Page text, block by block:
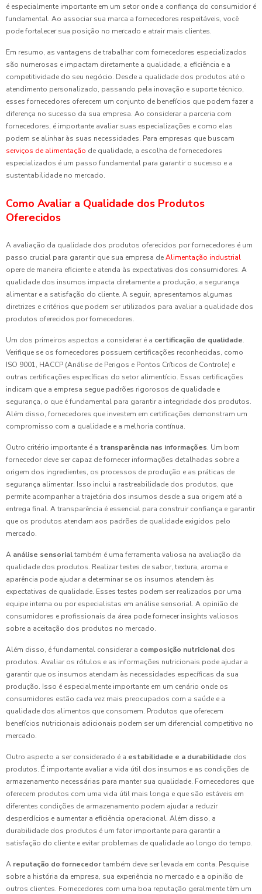
é especialmente importante em um setor onde a confiança do consumidor é
fundamental. Ao associar sua marca a fornecedores respeitáveis, você
pode fortalecer sua posição no mercado e atrair mais clientes.
Em resumo, as vantagens de trabalhar com fornecedores especializados
são numerosas e impactam diretamente a qualidade, a eficiência e a
competitividade do seu negócio. Desde a qualidade dos produtos até o
atendimento personalizado, passando pela inovação e suporte técnico,
esses fornecedores oferecem um conjunto de benefícios que podem fazer a
diferença no sucesso da sua empresa. Ao considerar a parceria com
fornecedores, é importante avaliar suas especializações e como elas
podem se alinhar às suas necessidades. Para empresas que buscam
serviços de alimentação de qualidade, a escolha de fornecedores
especializados é um passo fundamental para garantir o sucesso e a
sustentabilidade no mercado.
Como Avaliar a Qualidade dos Produtos
Oferecidos
A avaliação da qualidade dos produtos oferecidos por fornecedores é um
passo crucial para garantir que sua empresa deAlimentação industrial
opere de maneira eficiente e atenda às expectativas dos consumidores. A
qualidade dos insumos impacta diretamente a produção, a segurança
alimentar e a satisfação do cliente. A seguir, apresentamos algumas
diretrizes e critérios que podem ser utilizados para avaliar a qualidade dos
produtos oferecidos por fornecedores.
Um dos primeiros aspectos a considerar é a certificação de qualidade.
Verifique se os fornecedores possuem certificações reconhecidas, como
ISO 9001, HACCP (Análise de Perigos e Pontos Críticos de Controle) e
outras certificações específicas do setor alimentício. Essas certificações
indicam que a empresa segue padrões rigorosos de qualidade e
segurança, o que é fundamental para garantir a integridade dos produtos.
Além disso, fornecedores que investem em certificações demonstram um
compromisso com a qualidade e a melhoria contínua.
Outro critério importante é a transparência nas informações. Um bom
fornecedor deve ser capaz de fornecer informações detalhadas sobre a
origem dos ingredientes, os processos de produção e as práticas de
segurança alimentar. Isso inclui a rastreabilidade dos produtos, que
permite acompanhar a trajetória dos insumos desde a sua origem até a
entrega final. A transparência é essencial para construir confiança e garantir
que os produtos atendam aos padrões de qualidade exigidos pelo
mercado.
A análise sensorialtambém é uma ferramenta valiosa na avaliação da
qualidade dos produtos. Realizar testes de sabor, textura, aroma e
aparência pode ajudar a determinar se os insumos atendem às
expectativas de qualidade. Esses testes podem ser realizados por uma
equipe interna ou por especialistas em análise sensorial. A opinião de
consumidores e profissionais da área pode fornecer insights valiosos
sobre a aceitação dos produtos no mercado.
Além disso, é fundamental considerar a composição nutricional dos
produtos. Avaliar os rótulos e as informações nutricionais pode ajudar a
garantir que os insumos atendam às necessidades específicas da sua
produção. Isso é especialmente importante em um cenário onde os
consumidores estão cada vez mais preocupados com a saúde e a
qualidade dos alimentos que consomem. Produtos que oferecem
benefícios nutricionais adicionais podem ser um diferencial competitivo no
mercado.
Outro aspecto a ser considerado é a estabilidade e a durabilidade dos
produtos. É importante avaliar a vida útil dos insumos e as condições de
armazenamento necessárias para manter sua qualidade. Fornecedores que
oferecem produtos com uma vida útil mais longa e que são estáveis em
diferentes condições de armazenamento podem ajudar a reduzir
desperdícios e aumentar a eficiência operacional. Além disso, a
durabilidade dos produtos é um fator importante para garantir a
satisfação do cliente e evitar problemas de qualidade ao longo do tempo.
A reputação do fornecedortambém deve ser levada em conta. Pesquise
sobre a história da empresa, sua experiência no mercado e a opinião de
outros clientes. Fornecedores com uma boa reputação geralmente têm um